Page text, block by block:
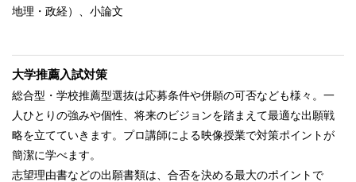
地理・政経）、小論文
大学推薦入試対策
総合型・学校推薦型選抜は応募条件や併願の可否なども様々。一
人ひとりの強みや個性、将来のビジョンを踏まえて最適な出願戦
略を立てていきます。プロ講師による映像授業で対策ポイントが
簡潔に学べます。
志望理由書などの出願書類は、合否を決める最大のポイントで